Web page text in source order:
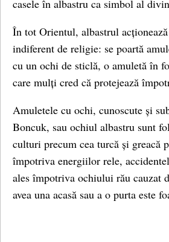
casele în albastru ca simbol al
În tot Orientul, albastrul
indiferent de religie: se poartă
cu un ochi de sticlă, o amuletă în
care mulți cred că protejează
Amuletele cu ochi, cunoscute și
Boncuk, sau ochiul albastru sunt
culturi precum cea turcă și greacă
împotriva energiilor rele,
ales împotriva ochiului rău cauzat
avea una acasă sau a o purta este